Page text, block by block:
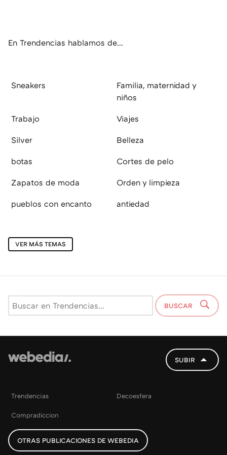
En Trendencias hablamos de...
Sneakers
Familia, maternidad y
niños
Trabajo Viajes
Silver Belleza
botas Cortes de pelo
Zapatos de moda Orden y limpieza
pueblos con encanto antiedad
VER MÁS TEMAS
BUSCAR
SUBIR
Trendencias Decoesfera
Compradiccion
OTRAS PUBLICACIONES DE WEBEDIA